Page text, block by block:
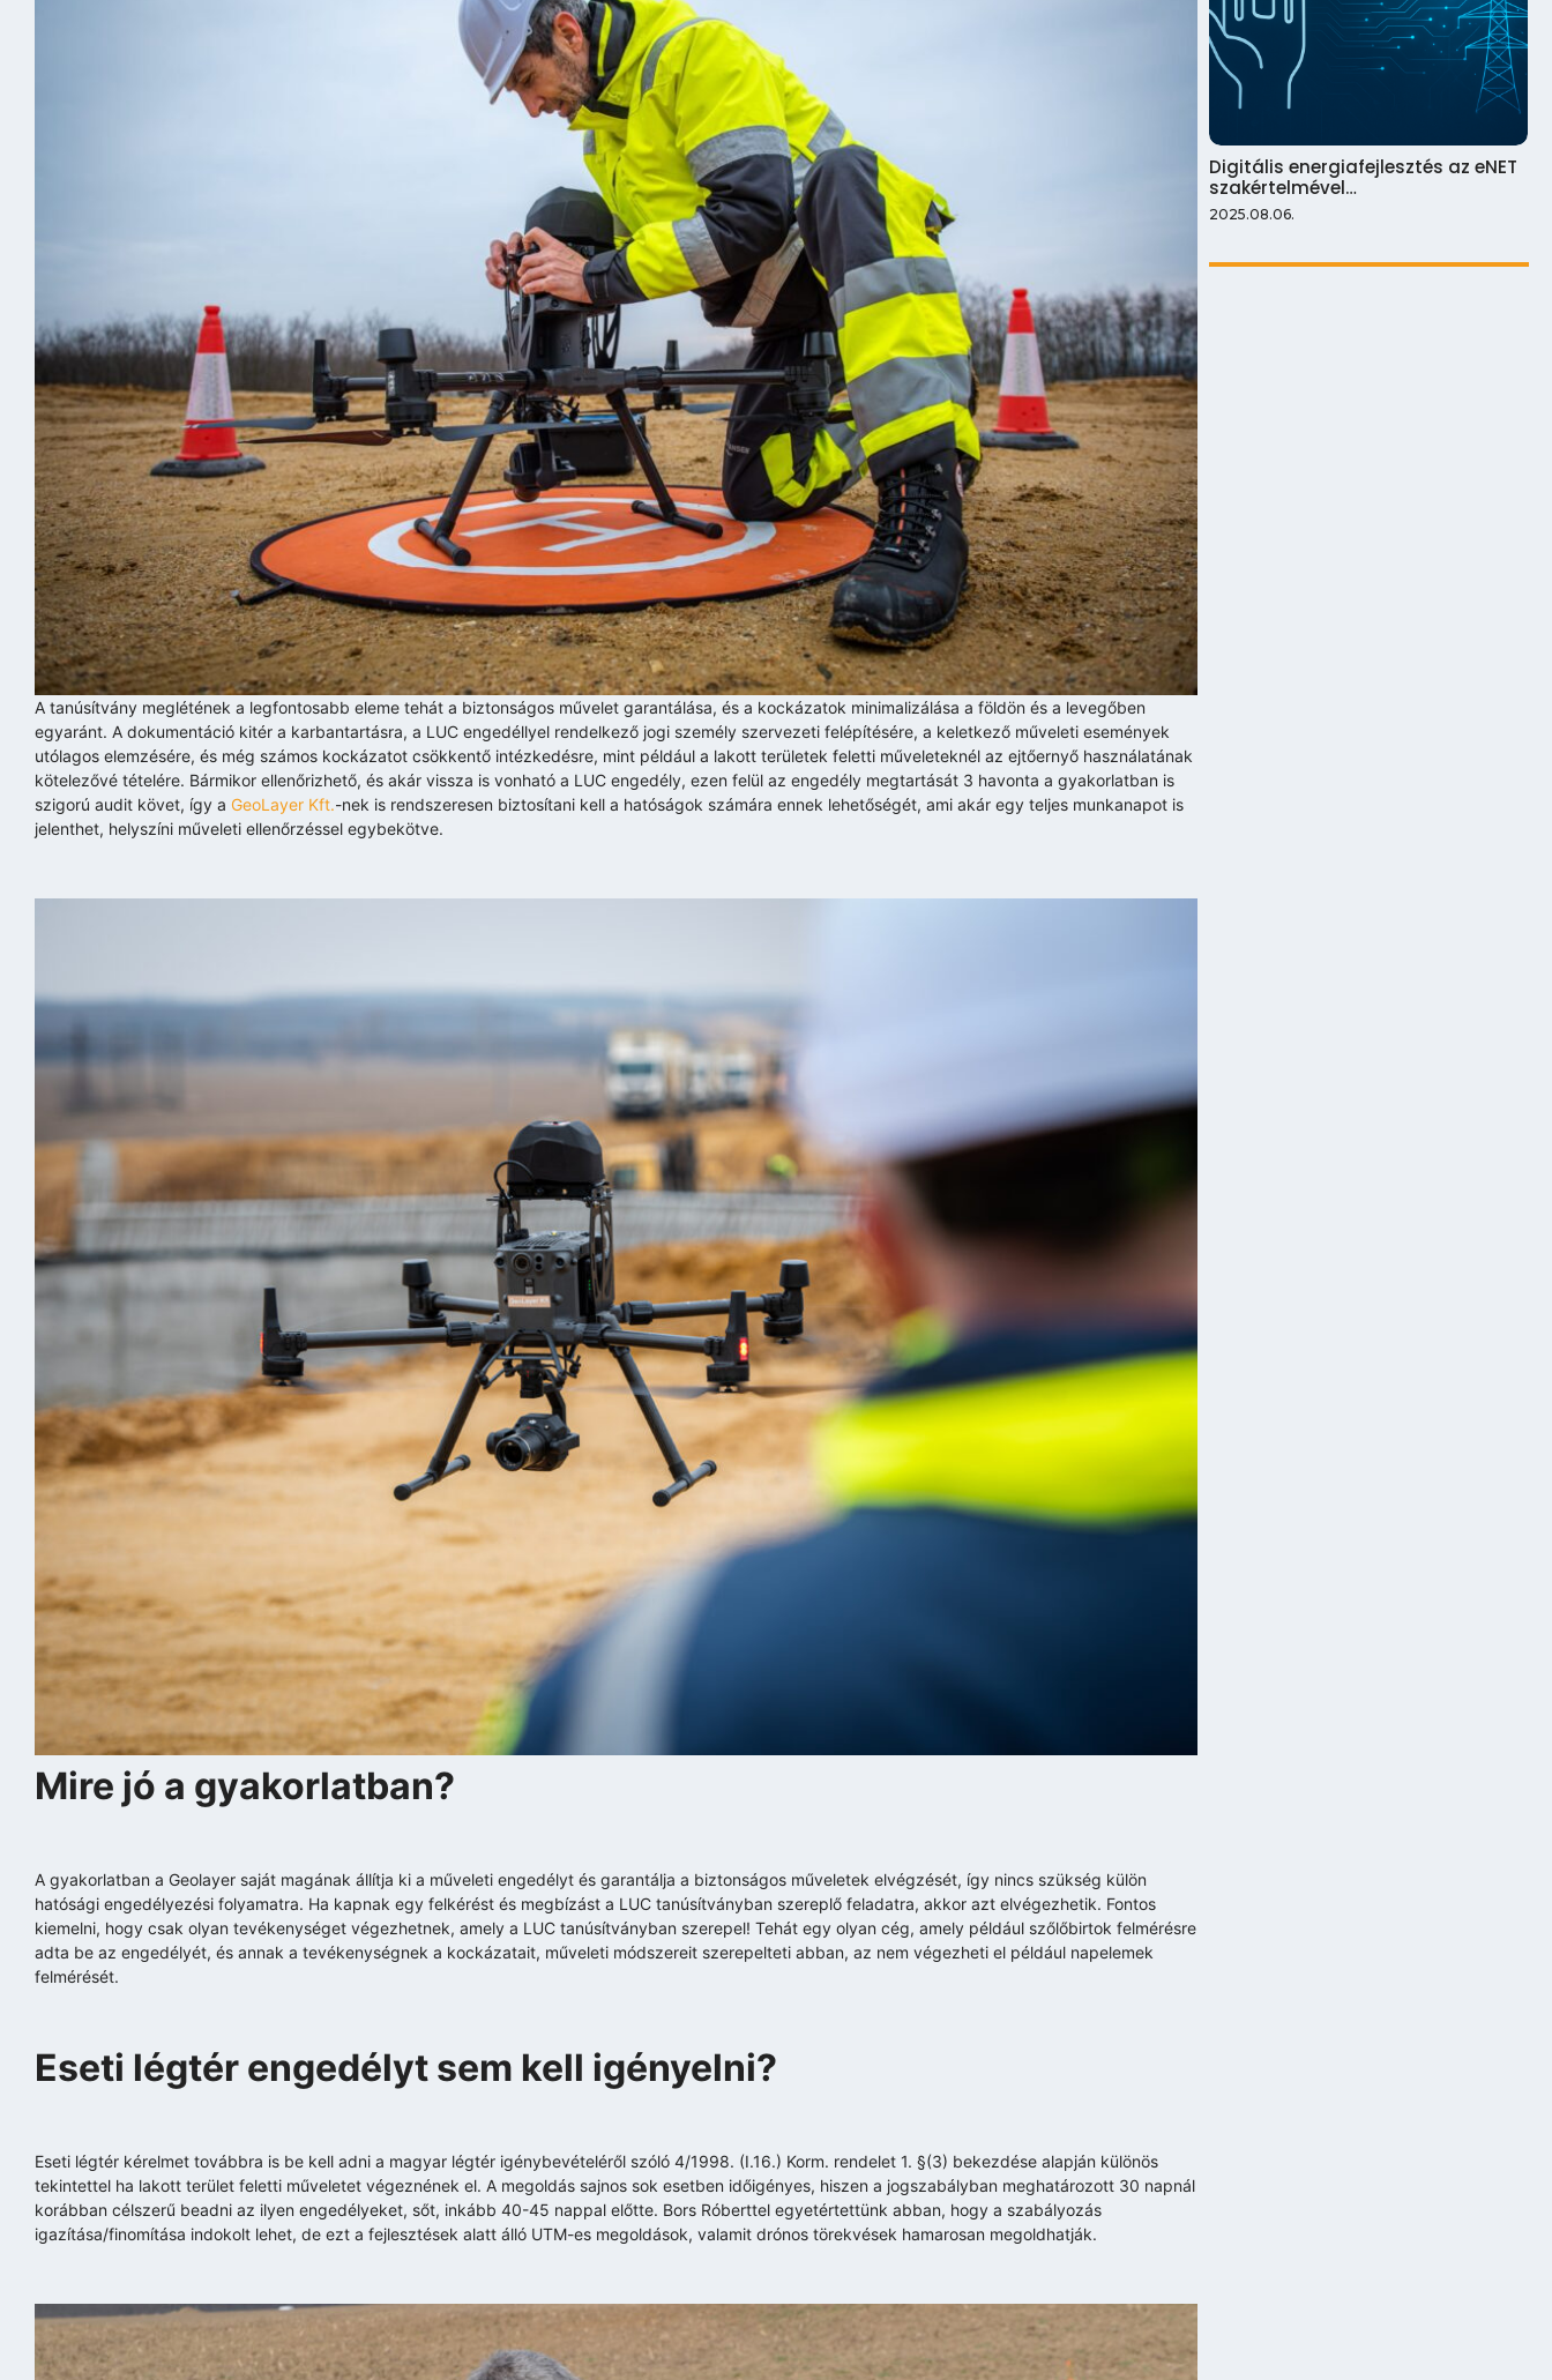
A tanúsítvány meglétének a legfontosabb eleme tehát a biztonságos művelet garantálása, és a kockázatok minimalizálása a földön és a levegőben
egyaránt. A dokumentáció kitér a karbantartásra, a LUC engedéllyel rendelkező jogi személy szervezeti felépítésére, a keletkező műveleti események
utólagos elemzésére, és még számos kockázatot csökkentő intézkedésre, mint például a lakott területek feletti műveleteknél az ejtőernyő használatának
kötelezővé tételére. Bármikor ellenőrizhető, és akár vissza is vonható a LUC engedély, ezen felül az engedély megtartását 3 havonta a gyakorlatban is
szigorú audit követ, így a GeoLayer Kft.-nek is rendszeresen biztosítani kell a hatóságok számára ennek lehetőségét, ami akár egy teljes munkanapot is
jelenthet, helyszíni műveleti ellenőrzéssel egybekötve.
Mire jó a gyakorlatban?
A gyakorlatban a Geolayer saját magának állítja ki a műveleti engedélyt és garantálja a biztonságos műveletek elvégzését, így nincs szükség külön
hatósági engedélyezési folyamatra. Ha kapnak egy felkérést és megbízást a LUC tanúsítványban szereplő feladatra, akkor azt elvégezhetik. Fontos
kiemelni, hogy csak olyan tevékenységet végezhetnek, amely a LUC tanúsítványban szerepel! Tehát egy olyan cég, amely például szőlőbirtok felmérésre
adta be az engedélyét, és annak a tevékenységnek a kockázatait, műveleti módszereit szerepelteti abban, az nem végezheti el például napelemek
felmérését.
Eseti légtér engedélyt sem kell igényelni?
Eseti légtér kérelmet továbbra is be kell adni a magyar légtér igénybevételéről szóló 4/1998. (I.16.) Korm. rendelet 1. §(3) bekezdése alapján különös
tekintettel ha lakott terület feletti műveletet végeznének el. A megoldás sajnos sok esetben időigényes, hiszen a jogszabályban meghatározott 30 napnál
korábban célszerű beadni az ilyen engedélyeket, sőt, inkább 40-45 nappal előtte. Bors Róberttel egyetértettünk abban, hogy a szabályozás
igazítása/finomítása indokolt lehet, de ezt a fejlesztések alatt álló UTM-es megoldások, valamit drónos törekvések hamarosan megoldhatják.
Digitális energiafejlesztés az eNET
szakértelmével…
2025.08.06.